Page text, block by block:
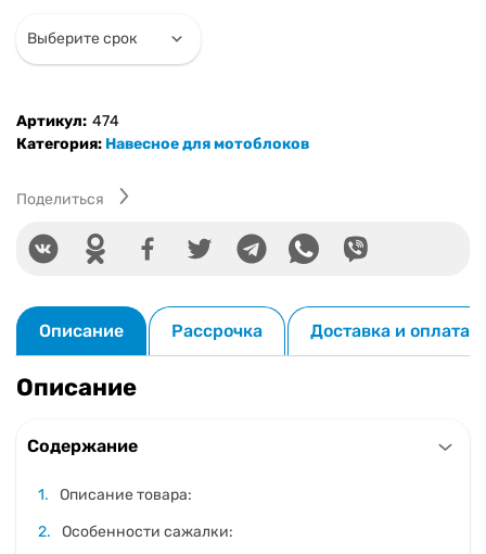
Артикул: 474
Категория: Навесное для мотоблоков
Поделиться
Описание Рассрочка Доставка и оплата
Описание
Содержание
Описание товара:
Особенности сажалки: